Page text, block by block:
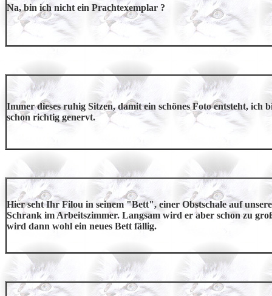
Na, bin ich nicht ein Prachtexemplar ?
Immer dieses ruhig Sitzen, damit ein schönes Foto entsteht, ich
schon richtig genervt.
Hier seht Ihr Filou in seinem "Bett", einer Obstschale auf
Schrank im Arbeitszimmer. Langsam wird er aber schon zu
wird dann wohl ein neues Bett fällig.